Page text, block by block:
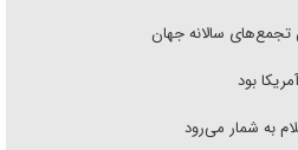
تجمع‌های سالانه جهان
بود
به شمار می‌رود